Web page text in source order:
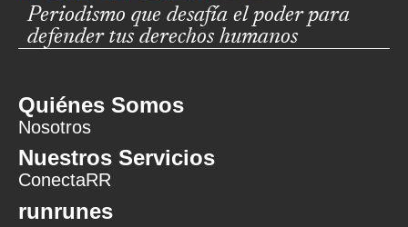
Periodismo que desafía el poder para
defender tus derechos humanos
Quiénes Somos
Nosotros
Nuestros Servicios
ConectaRR
runrunes